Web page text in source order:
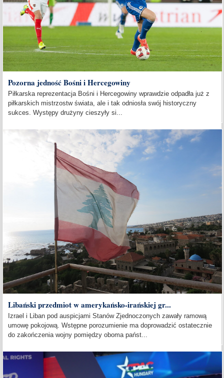
Pozorna jedność Bośni i Hercegowiny
Piłkarska reprezentacja Bośni i Hercegowiny wprawdzie odpadła już z
piłkarskich mistrzostw świata, ale i tak odniosła swój historyczny
sukces. Występy drużyny cieszyły si...
Libański przedmiot w amerykańsko-irańskiej gr...
Izrael i Liban pod auspicjami Stanów Zjednoczonych zawały ramową
umowę pokojową. Wstępne porozumienie ma doprowadzić ostatecznie
do zakończenia wojny pomiędzy oboma państ...